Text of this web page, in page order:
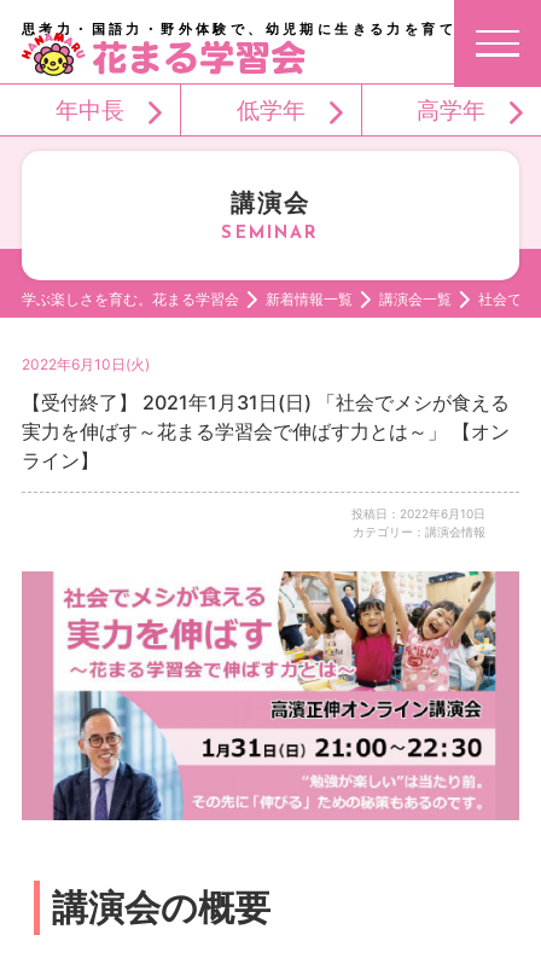
思考力・国語力・野外体験で、幼児期に生きる力を育てる。
年中長 低学年 高学年
講演会
学ぶ楽しさを育む。花まる学習会 新着情報一覧 講演会一覧 社会でメ
2022年6月10日(火)
【受付終了】 2021年1月31日(日) 「社会でメシが食える
実力を伸ばす～花まる学習会で伸ばす力とは～」 【オン
ライン】
投稿日：2022年6月10日
カテゴリー：講演会情報
講演会の概要